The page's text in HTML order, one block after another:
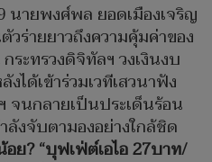
ายพงศ์พล ยอดเมืองเจริญ
ร่ายยาวถึงความคุ้มค่าของ
ระทรวงดิจิทัลฯ วงเงินงบ
ได้เข้าร่วมเวทีเสวนาฟัง
จนกลายเป็นประเด็นร้อน
งจับตามองอย่างใกล้ชิด
ย? “บุฟเฟ่ต์เอไอ 27บาท/